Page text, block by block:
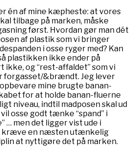
én af mine kæpheste: at vores
tilbage på marken, måske
først. Hvordan gør man dét
af plastik som vi bringer
i osse ryger med? Kan
plastikken ikke ender på
ikke, og “rest-affaldet” som vi
forgasset/&brændt. Jeg lever
mine brugte banan-
for at holde banan-fluerne
niveau, indtil madposen skal ud
osse godt tænke “spand” i
… men det ligger vist ude i
kræve en næsten utænkelig
at nyttigøre det på marken.